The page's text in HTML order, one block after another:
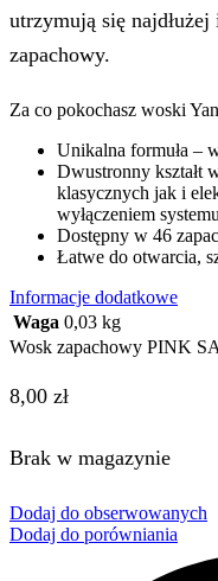
utrzymują się
zapachowy.
Za co pokochasz woski
Unikalna formuła –
Dwustronny kształt
klasycznych jak i
wyłączeniem
Dostępny w 46
Łatwe do otwarcia,
Informacje dodatkowe
Waga 0,03 kg
Wosk zapachowy PINK
8,00 zł
Brak w magazynie
Dodaj do obserwowanych
Dodaj do porówniania